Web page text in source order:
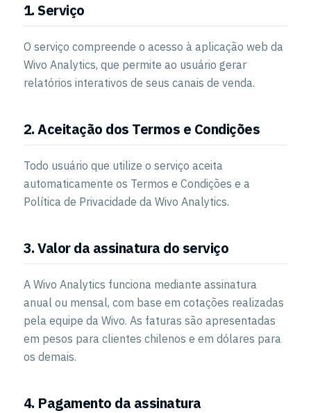
1. Serviço
O serviço compreende o acesso à aplicação web da
Wivo Analytics, que permite ao usuário gerar
relatórios interativos de seus canais de venda.
2. Aceitação dos Termos e Condições
Todo usuário que utilize o serviço aceita
automaticamente os Termos e Condições e a
Política de Privacidade da Wivo Analytics.
3. Valor da assinatura do serviço
A Wivo Analytics funciona mediante assinatura
anual ou mensal, com base em cotações realizadas
pela equipe da Wivo. As faturas são apresentadas
em pesos para clientes chilenos e em dólares para
os demais.
4. Pagamento da assinatura